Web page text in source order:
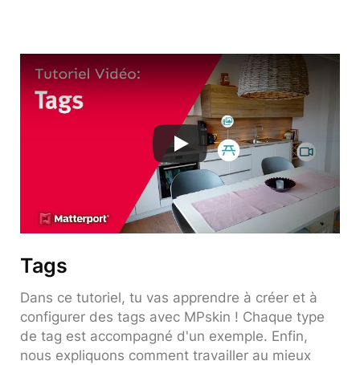
Tags
Dans ce tutoriel, tu vas apprendre à créer et à
configurer des tags avec MPskin ! Chaque type
de tag est accompagné d'un exemple. Enfin,
nous expliquons comment travailler au mieux